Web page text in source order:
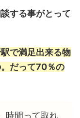
する事がとって
で満足出来る物
だって70％の
時間って取れ